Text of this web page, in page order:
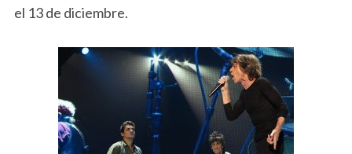
el 13 de diciembre.